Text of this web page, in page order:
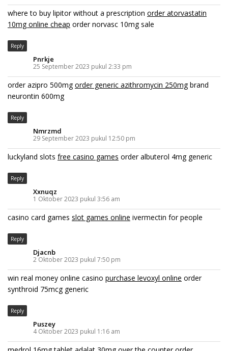
where to buy lipitor without a prescription order atorvastatin
10mg online cheap order norvasc 10mg sale
Reply
Pnrkje
25 September 2023 pukul 2:33 pm
order azipro 500mgorder generic azithromycin 250mgbrand
neurontin 600mg
Reply
Nmrzmd
29 September 2023 pukul 12:50 pm
luckyland slots free casino games order albuterol 4mg generic
Reply
Xxnuqz
1 Oktober 2023 pukul 3:56 am
casino card games slot games online ivermectin for people
Reply
Djacnb
2 Oktober 2023 pukul 7:50 pm
win real money online casino purchase levoxyl online order
synthroid 75mcg generic
Reply
Puszey
4 Oktober 2023 pukul 1:16 am